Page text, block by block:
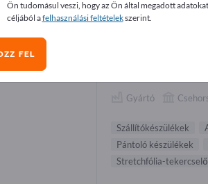
készülékek
Gyártó
Szállítókészülékek
Pántoló készülékek
Stretchfólia-
Ön tudomásul veszi, hogy az Ön által megadott
céljából afelhasználási feltételekszerint.
FEL